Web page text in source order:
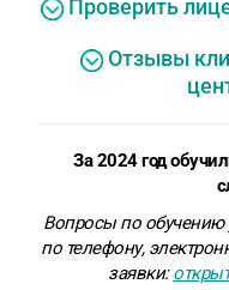
Проверить
Отзывы
За 2024 год
Вопросы по обучению
по телефону,
заявки: